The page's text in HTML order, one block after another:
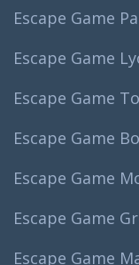
Escape Game
Escape Game
Escape Game
Escape Game
Escape Game
Escape Game
Escape Game